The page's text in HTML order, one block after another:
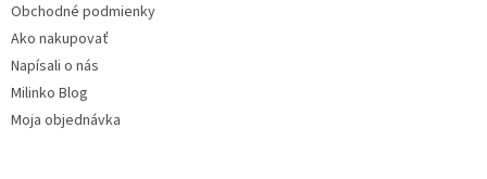
Obchodné podmienky
Ako nakupovať
Napísali o nás
Milinko Blog
Moja objednávka